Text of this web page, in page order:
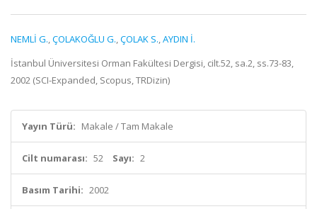
NEMLİ G.,ÇOLAKOĞLU G.,ÇOLAK S.,AYDIN İ.
İstanbul Üniversitesi Orman Fakültesi Dergisi, cilt.52, sa.2, ss.73-83,
2002 (SCI-Expanded, Scopus, TRDizin)
Yayın Türü: Makale / Tam Makale
Cilt numarası: 52 Sayı: 2
Basım Tarihi: 2002